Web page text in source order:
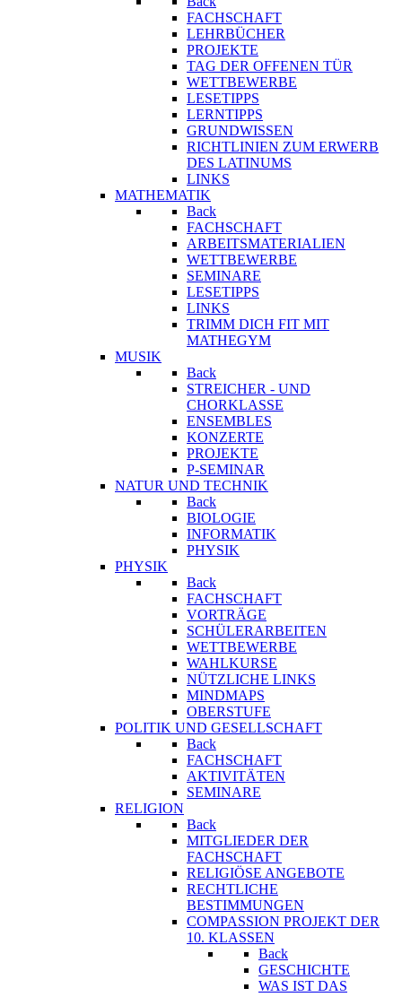
FACHSCHAFT
LEHRBÜCHER
PROJEKTE
TAG DER OFFENEN TÜR
WETTBEWERBE
LESETIPPS
LERNTIPPS
GRUNDWISSEN
RICHTLINIEN ZUM ERWERB
DES LATINUMS
LINKS
MATHEMATIK
Back
FACHSCHAFT
ARBEITSMATERIALIEN
WETTBEWERBE
SEMINARE
LESETIPPS
LINKS
TRIMM DICH FIT MIT
MATHEGYM
MUSIK
Back
STREICHER - UND
CHORKLASSE
ENSEMBLES
KONZERTE
PROJEKTE
P-SEMINAR
NATUR UND TECHNIK
Back
BIOLOGIE
INFORMATIK
PHYSIK
PHYSIK
Back
FACHSCHAFT
VORTRÄGE
SCHÜLERARBEITEN
WETTBEWERBE
WAHLKURSE
NÜTZLICHE LINKS
MINDMAPS
OBERSTUFE
POLITIK UND GESELLSCHAFT
Back
FACHSCHAFT
AKTIVITÄTEN
SEMINARE
RELIGION
Back
MITGLIEDER DER
FACHSCHAFT
RELIGIÖSE ANGEBOTE
RECHTLICHE
BESTIMMUNGEN
COMPASSION PROJEKT DER
10. KLASSEN
Back
GESCHICHTE
WAS IST DAS